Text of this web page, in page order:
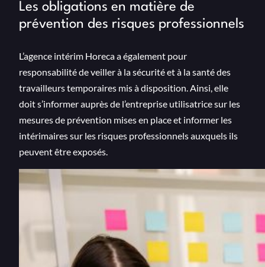
Les obligations en matière de
prévention des risques professionnels
L’agence intérim Horeca a également pour
responsabilité de veiller à la sécurité et à la santé des
travailleurs temporaires mis à disposition. Ainsi, elle
doit s’informer auprès de l’entreprise utilisatrice sur les
mesures de prévention mises en place et informer les
intérimaires sur les risques professionnels auxquels ils
peuvent être exposés.